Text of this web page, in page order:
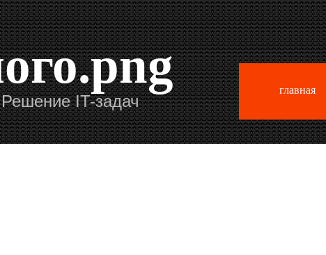
Решение IT-задач
главная